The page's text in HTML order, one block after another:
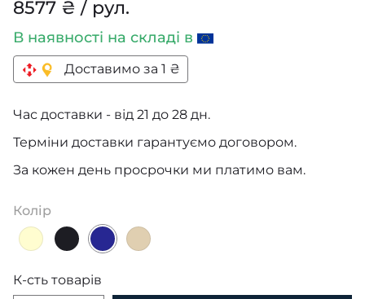
8577 ₴ / рул.
В наявності на складі в
Доставимо за 1 ₴
Час доставки - від 21 до 28 дн.
Терміни доставки гарантуємо договором.
За кожен день просрочки ми платимо вам.
Колір
К-сть товарів